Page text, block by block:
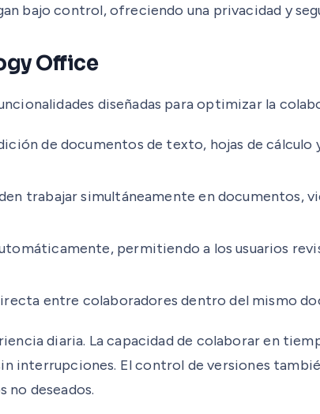
bajo control, ofreciendo una privacidad y
Office
diseñadas para optimizar la
de documentos de texto, hojas de
trabajar simultáneamente en documentos,
permitiendo a los usuarios
entre colaboradores dentro del mismo
diaria. La capacidad de colaborar en
interrupciones. El control de versiones
deseados.